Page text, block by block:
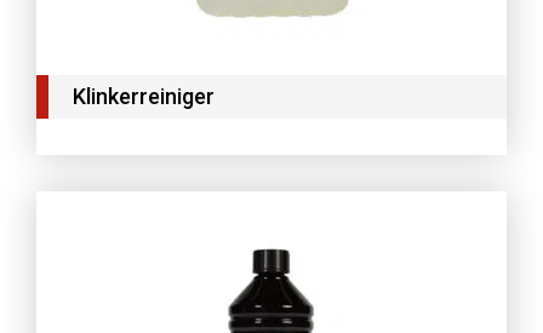
Klinkerreiniger